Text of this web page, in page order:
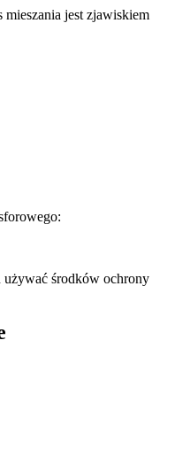
mieszania jest zjawiskiem
używać środków ochrony